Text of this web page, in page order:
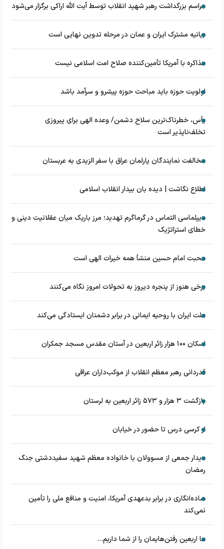
مراسم بزرگداشت رهبر شهید انقلاب توسط آیت الله اراکی برگزار می‌شود
بیانیه مشترک ایران و عمان در مرحله تدوین نهایی است
مذاکره با آمریکا تأمین‌کننده صلاح امت اسلامی نیست
اولویت حوزه باید مباحث حوزه پیشرو و سرآمد باشد
یأس، خطرناک‌ترین سلاح دشمن/ وعده الهی برای پیروزی
تخلف‌ناپذیر است
مخالفت نمایندگان پارلمان عراق با سفر الزیدی به عربستان
اطلاع نگاشت | دیده بان بیدار انقلاب اسلامی
دیپلماسی التماس در گرماگرم تهدید؛ مرز باریک میان عقلانیت دینی و
خطای استراتژیک
محبت امام حسین منشأ همه خیرات الهی است
برخی هنوز از پنجره دیروز به تحولات امروز نگاه می‌کنند
ملت ایران با روحیه ایمانی در برابر دشمنان ایستادگی می‌کند
اسکان ۱۰۰ هزار زائر اربعین در آستان مقدس مسجد جمکران
قدردانی رهبر معظم انقلاب از موکب‌داران عراقی
بازگشت ۳ هزار و ۵۷۳ زائر اربعین به لرستان
از کرسی درس تا حضور در خیابان
دیدار جمعی از مسوولان با خانواده معظم شهید سفیددشتی جنگ
رمضان
ساده‌انگاری در برابر بدعهدی آمریکا، امنیت و منافع ملی را تأمین
نمی‌کند
ما اربعین رفتن‌هایمان را از شما داریم...